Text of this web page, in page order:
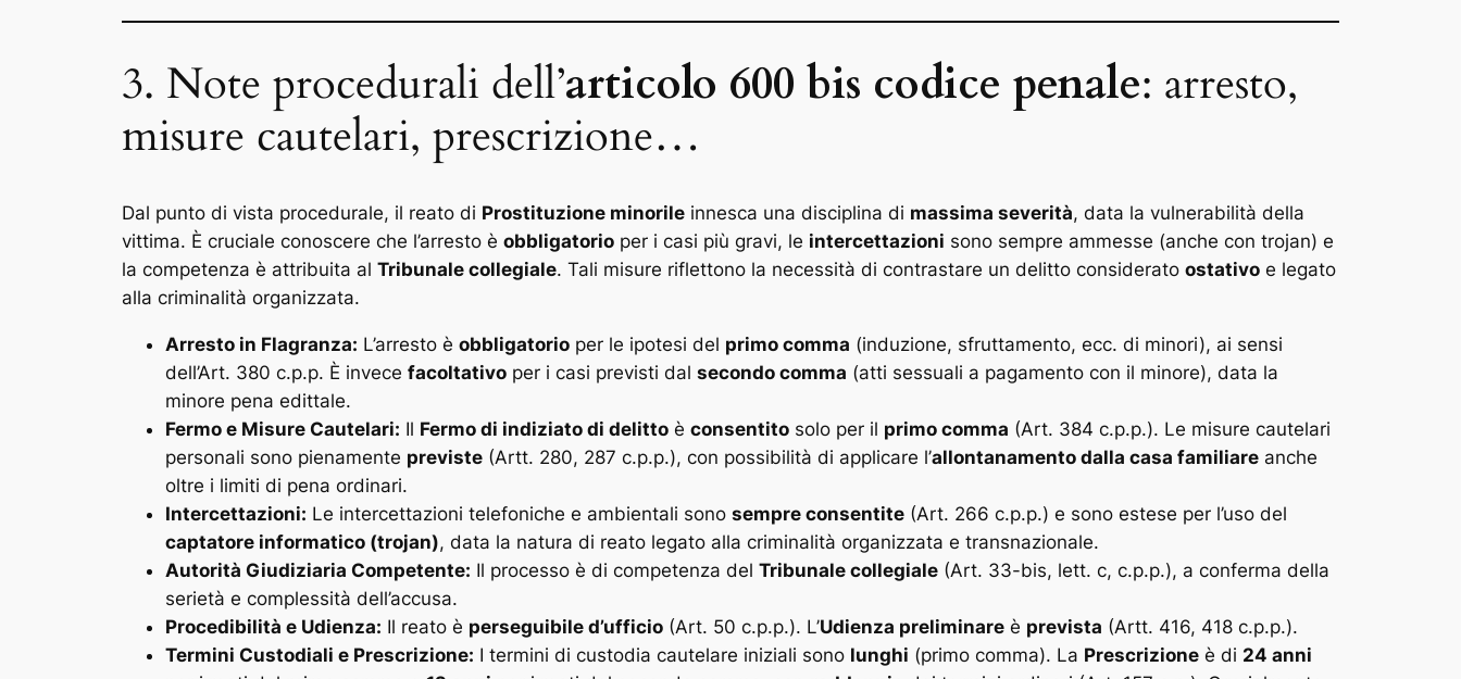
3. Note procedurali dell’articolo 600 bis codice penale: arresto,
misure cautelari, prescrizione…
Dal punto di vista procedurale, il reato di Prostituzione minorile innesca una disciplina di massima severità, data la vulnerabilità della
vittima. È cruciale conoscere che l’arresto è obbligatorio per i casi più gravi, le intercettazioni sono sempre ammesse (anche con trojan) e
la competenza è attribuita al Tribunale collegiale. Tali misure riflettono la necessità di contrastare un delitto considerato ostativo e legato
alla criminalità organizzata.
Arresto in Flagranza: L’arresto è obbligatorio per le ipotesi del primo comma (induzione, sfruttamento, ecc. di minori), ai sensi
dell’Art. 380 c.p.p. È invece facoltativo per i casi previsti dal secondo comma (atti sessuali a pagamento con il minore), data la
minore pena edittale.
Fermo e Misure Cautelari: Il Fermo di indiziato di delitto è consentito solo per il primo comma (Art. 384 c.p.p.). Le misure cautelari
personali sono pienamente previste (Artt. 280, 287 c.p.p.), con possibilità di applicare l’allontanamento dalla casa familiare anche
oltre i limiti di pena ordinari.
Intercettazioni: Le intercettazioni telefoniche e ambientali sono sempre consentite (Art. 266 c.p.p.) e sono estese per l’uso del
captatore informatico (trojan), data la natura di reato legato alla criminalità organizzata e transnazionale.
Autorità Giudiziaria Competente: Il processo è di competenza del Tribunale collegiale (Art. 33-bis, lett. c, c.p.p.), a conferma della
serietà e complessità dell’accusa.
Procedibilità e Udienza: Il reato è perseguibile d’ufficio (Art. 50 c.p.p.). L’Udienza preliminare è prevista (Artt. 416, 418 c.p.p.).
Termini Custodiali e Prescrizione: I termini di custodia cautelare iniziali sono lunghi (primo comma). La Prescrizione è di 24 anni